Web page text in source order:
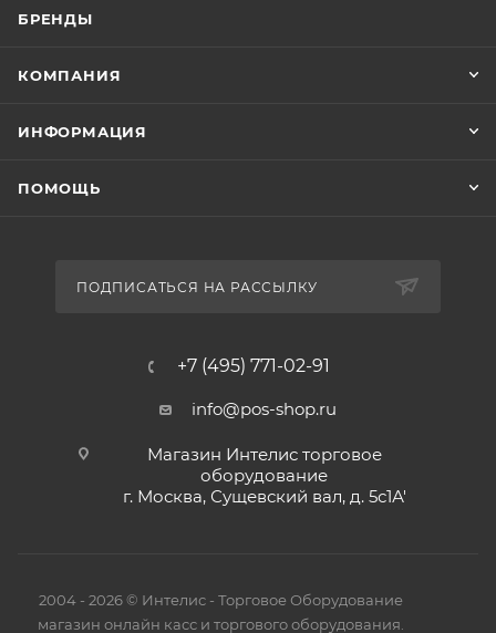
БРЕНДЫ
КОМПАНИЯ
ИНФОРМАЦИЯ
ПОМОЩЬ
ПОДПИСАТЬСЯ НА РАССЫЛКУ
+7 (495) 771-02-91
info@pos-shop.ru
Магазин Интелис торговое
оборудование
г. Москва, Сущевский вал, д. 5с1А'
2004 - 2026 © Интелис - Торговое Оборудование
магазин онлайн касс и торгового оборудования.